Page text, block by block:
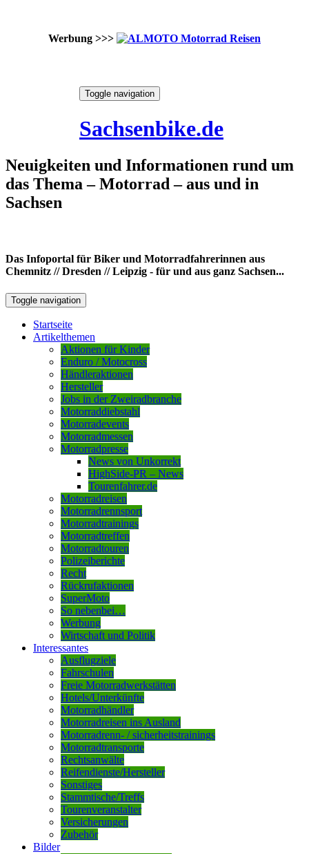
Werbung >>>
Toggle navigation
Sachsenbike.de
Neuigkeiten und Informationen rund um
das Thema – Motorrad – aus und in
Sachsen
Das Infoportal für Biker und Motorradfahrerinnen aus
Chemnitz // Dresden // Leipzig - für und aus ganz Sachsen...
Toggle navigation
Startseite
Artikelthemen
Aktionen für Kinder
Enduro / Motocross
Händleraktionen
Hersteller
Jobs in der Zweiradbranche
Motorraddiebstahl
Motorradevents
Motorradmessen
Motorradpresse
News von Unkorrekt
HighSide-PR – News
Tourenfahrer.de
Motorradreisen
Motorradrennsport
Motorradtrainings
Motorradtreffen
Motorradtouren
Polizeiberichte
Recht
Rückrufaktionen
SuperMoto
So nebenbei…
Werbung
Wirtschaft und Politik
Interessantes
Ausflugziele
Fahrschulen
Freie Motorradwerkstätten
Hotels/Unterkünfte
Motorradhändler
Motorradreisen ins Ausland
Motorradrenn- / sicherheitstrainings
Motorradtransporte
Rechtsanwälte
Reifendienste/Hersteller
Sonstiges
Stammtische/Treffs
Tourenveranstalter
Versicherungen
Zubehör
Bilder